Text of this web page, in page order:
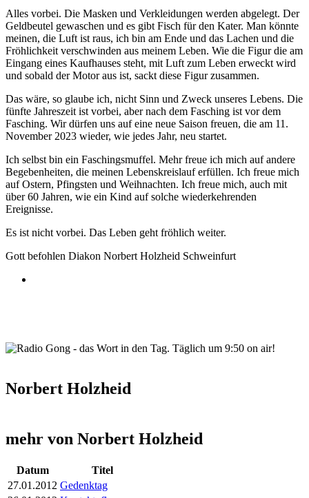
Alles vorbei. Die Masken und Verkleidungen werden abgelegt. Der
Geldbeutel gewaschen und es gibt Fisch für den Kater. Man könnte
meinen, die Luft ist raus, ich bin am Ende und das Lachen und die
Fröhlichkeit verschwinden aus meinem Leben. Wie die Figur die am
Eingang eines Kaufhauses steht, mit Luft zum Leben erweckt wird
und sobald der Motor aus ist, sackt diese Figur zusammen.
Das wäre, so glaube ich, nicht Sinn und Zweck unseres Lebens. Die
fünfte Jahreszeit ist vorbei, aber nach dem Fasching ist vor dem
Fasching. Wir dürfen uns auf eine neue Saison freuen, die am 11.
November 2023 wieder, wie jedes Jahr, neu startet.
Ich selbst bin ein Faschingsmuffel. Mehr freue ich mich auf andere
Begebenheiten, die meinen Lebenskreislauf erfüllen. Ich freue mich
auf Ostern, Pfingsten und Weihnachten. Ich freue mich, auch mit
über 60 Jahren, wie ein Kind auf solche wiederkehrenden
Ereignisse.
Es ist nicht vorbei. Das Leben geht fröhlich weiter.
Gott befohlen Diakon Norbert Holzheid Schweinfurt
Norbert Holzheid
mehr von Norbert Holzheid
Datum
Titel
27.01.2012 Gedenktag